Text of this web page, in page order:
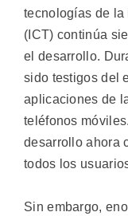
tecnologías de la
(ICT) continúa
el desarrollo.
sido testigos del
aplicaciones de
teléfonos
desarrollo ahora
todos los
Sin embargo,